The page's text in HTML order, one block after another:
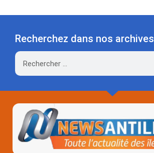
Recherchez dans nos archives
Rechercher